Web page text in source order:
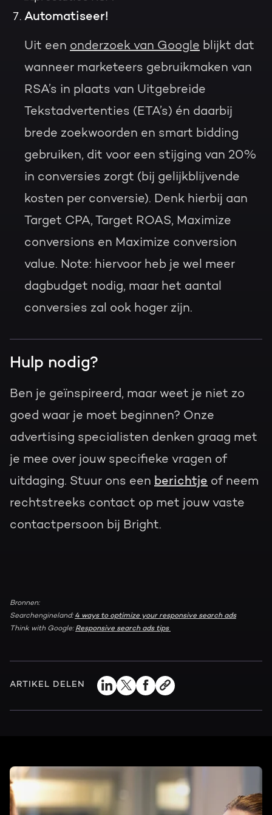
Automatiseer!
Uit een onderzoek van Google blijkt dat
wanneer marketeers gebruikmaken van
RSA’s in plaats van Uitgebreide
Tekstadvertenties (ETA’s) én daarbij
brede zoekwoorden en smart bidding
gebruiken, dit voor een stijging van 20%
in conversies zorgt (bij gelijkblijvende
kosten per conversie). Denk hierbij aan
Target CPA, Target ROAS, Maximize
conversions en Maximize conversion
value. Note: hiervoor heb je wel meer
dagbudget nodig, maar het aantal
conversies zal ook hoger zijn.
Hulp nodig?
Ben je geïnspireerd, maar weet je niet zo
goed waar je moet beginnen? Onze
advertising specialisten denken graag met
je mee over jouw specifieke vragen of
uitdaging. Stuur ons een berichtje of neem
rechtstreeks contact op met jouw vaste
contactpersoon bij Bright.
Bronnen:
Searchengineland: 4 ways to optimize your responsive search ads
Think with Google: Responsive search ads tips
ARTIKEL DELEN